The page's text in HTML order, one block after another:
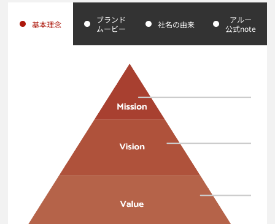
基本理念
ブランド
ムービー
社名の由来
アルー
公式note